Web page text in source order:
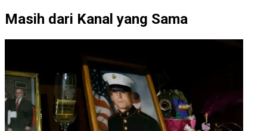
Masih dari Kanal yang Sama